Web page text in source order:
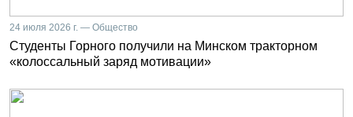
24 июля 2026 г. — Общество
Студенты Горного получили на Минском тракторном
«колоссальный заряд мотивации»